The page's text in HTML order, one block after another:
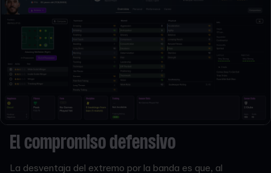
El compromiso defensivo
La desventaja del extremo por la banda es que, al